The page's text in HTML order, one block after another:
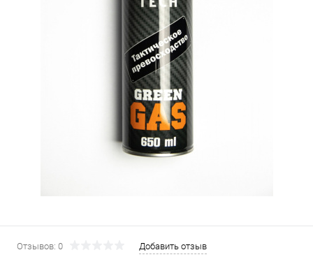
Отзывов: 0 Добавить отзыв